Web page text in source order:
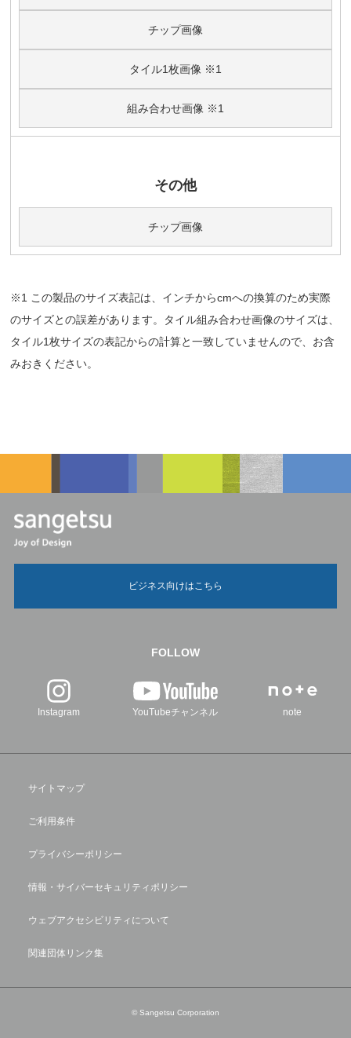
チップ画像
タイル1枚画像 ※1
組み合わせ画像 ※1
その他
チップ画像
※1 この製品のサイズ表記は、インチからcmへの換算のため実際
のサイズとの誤差があります。タイル組み合わせ画像のサイズは、
タイル1枚サイズの表記からの計算と一致していませんので、お含
みおきください。
ビジネス向けはこちら
FOLLOW
Instagram YouTubeチャンネル note
サイトマップ
ご利用条件
プライバシーポリシー
情報・サイバーセキュリティポリシー
ウェブアクセシビリティについて
関連団体リンク集
© Sangetsu Corporation